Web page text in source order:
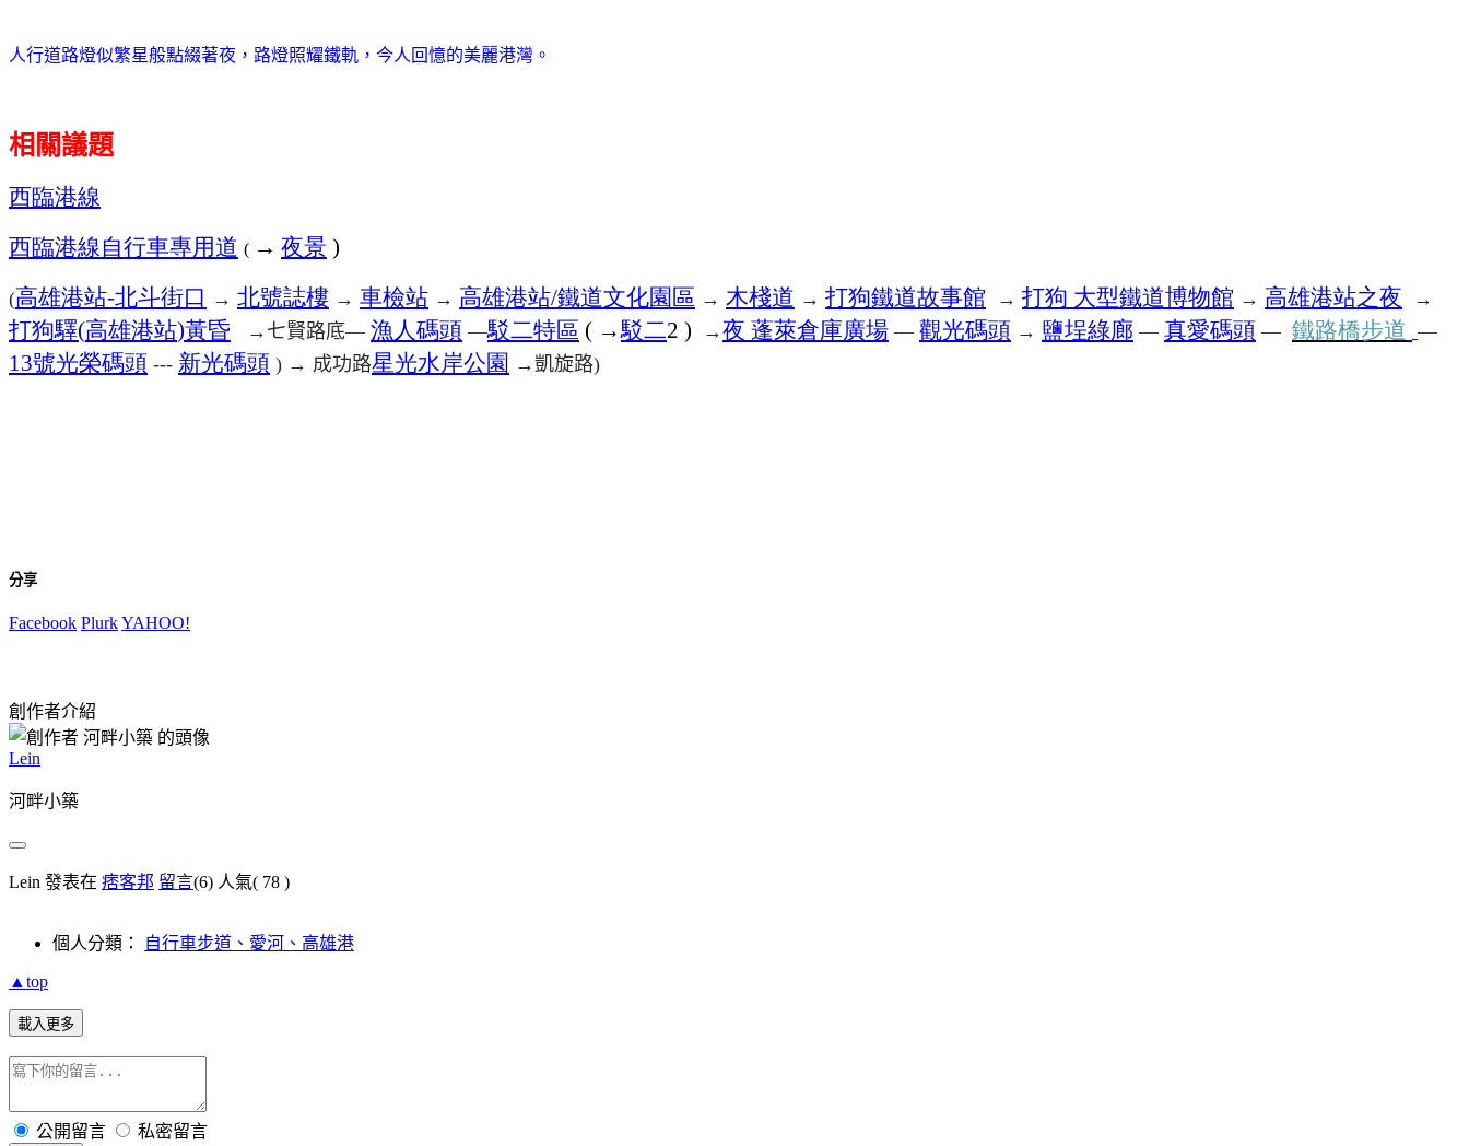
人行道路燈似繁星般點綴著夜，路燈照耀鐵軌，今人回憶的美麗港灣。
相關議題
西臨港線
西臨港線自行車專用道 ( → 夜景 )
(高雄港站-北斗街口 → 北號誌樓 → 車檢站 → 高雄港站/鐵道文化園區 → 木棧道 → 打狗鐵道故事館 → 打狗 大型鐵道博物館 → 高雄港站之夜 →
打狗驛(高雄港站)黃昏 → 七賢路底— 漁人碼頭 —駁二特區 ( →駁二2 ) →夜 蓬萊倉庫廣場 — 觀光碼頭 → 鹽埕綠廊 — 真愛碼頭 — 鐵路橋步道 —
13號光榮碼頭 --- 新光碼頭 ) → 成功路星光水岸公園 →凱旋路)
分享
Facebook PlurkYAHOO!
創作者介紹
Lein
河畔小築
Lein 發表在 痞客邦 留言(6) 人氣( 78 )
個人分類： 自行車步道、愛河、高雄港
▲top
載入更多
公開留言 私密留言